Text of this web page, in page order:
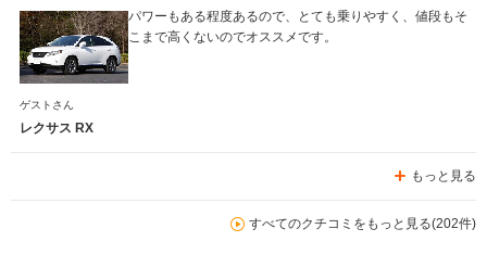
パワーもある程度あるので、とても乗りやすく、値段もそ
こまで高くないのでオススメです。
ゲストさん
レクサス RX
もっと見る
すべてのクチコミをもっと見る(202件)